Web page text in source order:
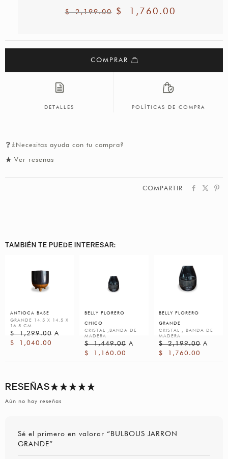
$2,199.00 $ 1,760.00
COMPRAR
DETALLES POLÍTICAS DE COMPRA
¿Necesitas ayuda con tu compra?
Ver reseñas
COMPARTIR
TAMBIÉN TE PUEDE INTERESAR:
ANTIOCA BASE
GRANDE 14.5 X 14.5 X
16.5 CM
$1,299.00 A
$
1,040.00
BELLY FLORERO
CHICO
CRISTAL ,BANDA DE
MADERA
$1,449.00 A
$
1,160.00
BELLY FLORERO
GRANDE
CRISTAL , BANDA DE
MADERA
$2,199.00 A
$
1,760.00
RESEÑAS
Aún no hay reseñas
Sé el primero en valorar “BULBOUS JARRON
GRANDE”